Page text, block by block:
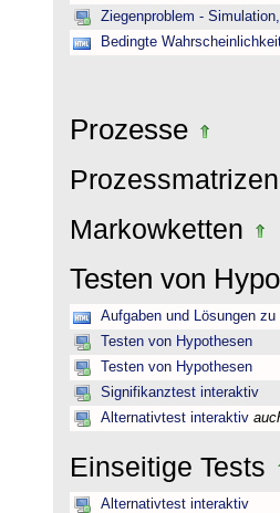
Ziegenproblem -
Bedingte
Prozesse
Prozessmatrizen
Markowketten
Testen von
Aufgaben und Lösungen
Testen von Hypothesen
Testen von Hypothesen
Signifikanztest interaktiv
Alternativtest interaktiv
Einseitige Tests
Alternativtest interaktiv